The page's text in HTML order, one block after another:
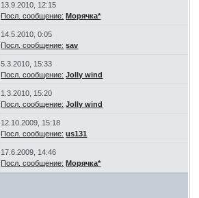
13.9.2010, 12:15
Посл. сообщение: Морячка*
14.5.2010, 0:05
Посл. сообщение: sav
5.3.2010, 15:33
Посл. сообщение: Jolly wind
1.3.2010, 15:20
Посл. сообщение: Jolly wind
12.10.2009, 15:18
Посл. сообщение: us131
17.6.2009, 14:46
Посл. сообщение: Морячка*